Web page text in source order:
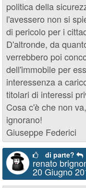
politica della
l'avessero non si
di pericolo per i
D'altronde, da
verrebbero poi
dell'immobile per
interessenza a
titolari di interessi
Cosa c'è che non
ignorano!
Giuseppe Federici
di parte?
renato
20 Giugno